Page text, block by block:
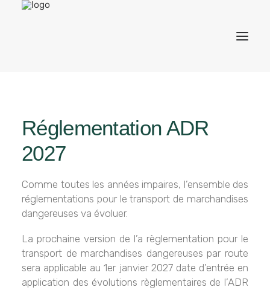
CONSEIL
FORMATION
CONTACT
Réglementation ADR
2027
Comme toutes les années impaires, l’ensemble des
réglementations pour le transport de marchandises
dangereuses va évoluer.
La prochaine version de l’a règlementation pour le
transport de marchandises dangereuses par route
sera applicable au 1er janvier 2027 date d’entrée en
application des évolutions règlementaires de l’ADR